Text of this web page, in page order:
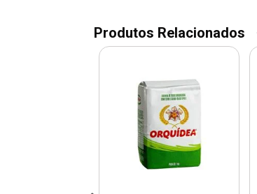
Produtos Relacionados